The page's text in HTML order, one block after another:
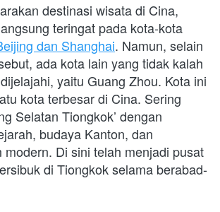
destinasi wisata di Cina,
teringat pada kota-kota
dan Shanghai. Namun, selain
ada kota lain yang tidak kalah
yaitu Guang Zhou. Kota ini
kota terbesar di Cina. Sering
Selatan Tiongkok’ dengan
budaya Kanton, dan
modern. Di sini telah menjadi pusat
di Tiongkok selama berabad-